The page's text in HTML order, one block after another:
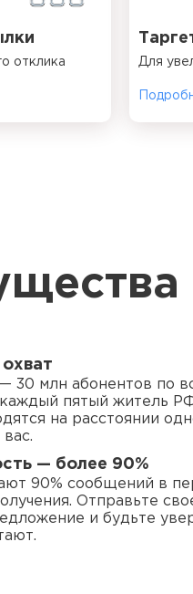
отклика Для
30 млн абонентов по
пятый житель
на расстоянии
— более 90%
90% сообщений в
Отправьте
и будьте